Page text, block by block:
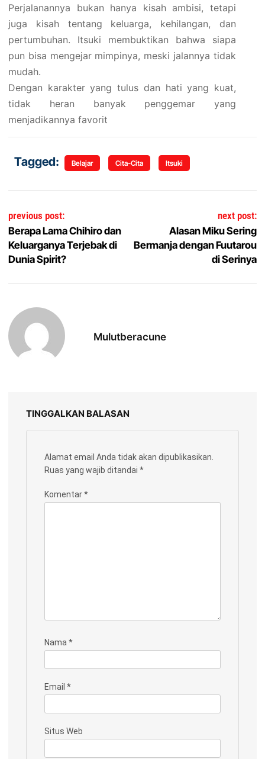
Perjalanannya bukan hanya kisah ambisi, tetapi
juga kisah tentang keluarga, kehilangan, dan
pertumbuhan. Itsuki membuktikan bahwa siapa
pun bisa mengejar mimpinya, meski jalannya tidak
mudah.
Dengan karakter yang tulus dan hati yang kuat,
tidak heran banyak penggemar yang
menjadikannya favorit
Tagged: Belajar Cita-Cita Itsuki
Navigasi pos
previous post:
Berapa Lama Chihiro dan
Keluarganya Terjebak di
Dunia Spirit?
next post:
Alasan Miku Sering
Bermanja dengan Fuutarou
di Serinya
Mulutberacune
TINGGALKAN BALASAN
Alamat email Anda tidak akan dipublikasikan.
Ruas yang wajib ditandai *
Komentar*
Nama *
Email *
Situs Web